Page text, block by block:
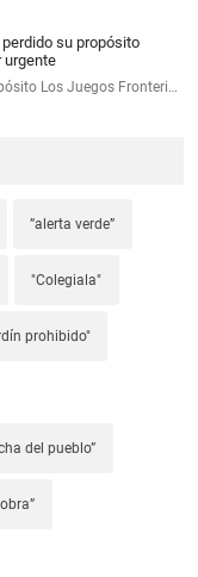
su propósito
urgente
Los Juegos Fronteri…
”alerta verde”
"Colegiala"
prohibido"
del pueblo”